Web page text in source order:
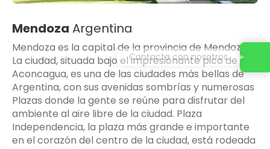
Mendoza Argentina
Mendoza es la capital de la provincia de Mendoza.
La ciudad, situada bajo el impresionante pico de
Aconcagua, es una de las ciudades más bellas de
Argentina, con sus avenidas sombrías y numerosas
Plazas donde la gente se reúne para disfrutar del
ambiente al aire libre de la ciudad. Plaza
Independencia, la plaza más grande e importante
en el corazón del centro de la ciudad, está rodeada
Contacta con nosotros